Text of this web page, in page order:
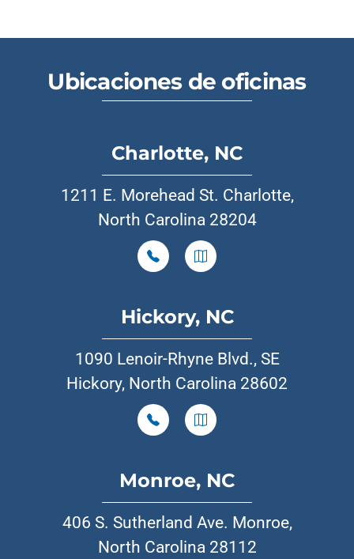
Ubicaciones de oficinas
Charlotte, NC
1211 E. Morehead St. Charlotte,
North Carolina 28204
Hickory, NC
1090 Lenoir-Rhyne Blvd., SE
Hickory, North Carolina 28602
Monroe, NC
406 S. Sutherland Ave. Monroe,
North Carolina 28112